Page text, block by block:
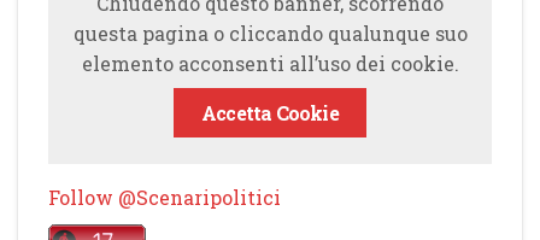
questa pagina o cliccando qualunque suo
elemento acconsenti all’uso dei cookie.
Accetta Cookie
Follow @Scenaripolitici